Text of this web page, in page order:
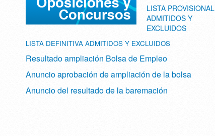
LISTA PROVISIONAL
ADMITIDOS Y
EXCLUIDOS
LISTA DEFINITIVA ADMITIDOS Y EXCLUIDOS
Resultado ampliación Bolsa de Empleo
Anuncio aprobación de ampliación de la bolsa
Anuncio del resultado de la baremación